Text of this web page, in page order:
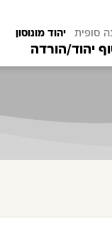
סופית יהוד מונוסון
יהוד/הורדה